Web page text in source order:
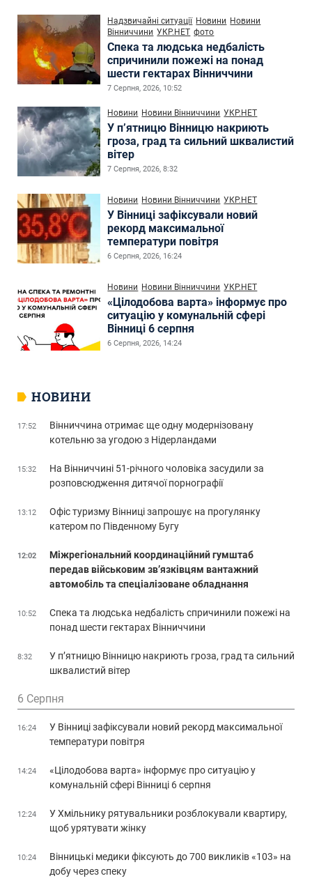
Надзвичайні ситуації Новини Новини
Вінниччини УКР.НЕТ фото
Спека та людська недбалість
спричинили пожежі на понад
шести гектарах Вінниччини
7 Серпня, 2026, 10:52
Новини Новини Вінниччини УКР.НЕТ
У п’ятницю Вінницю накриють
гроза, град та сильний шквалистий
вітер
7 Серпня, 2026, 8:32
Новини Новини Вінниччини УКР.НЕТ
У Вінниці зафіксували новий
рекорд максимальної
температури повітря
6 Серпня, 2026, 16:24
Новини Новини Вінниччини УКР.НЕТ
«Цілодобова варта» інформує про
ситуацію у комунальній сфері
Вінниці 6 серпня
6 Серпня, 2026, 14:24
НОВИНИ
17:52
Вінниччина отримає ще одну модернізовану
котельню за угодою з Нідерландами
15:32
На Вінниччині 51-річного чоловіка засудили за
розповсюдження дитячої порнографії
13:12
Офіс туризму Вінниці запрошує на прогулянку
катером по Південному Бугу
12:02
Міжрегіональний координаційний гумштаб
передав військовим зв’язківцям вантажний
автомобіль та спеціалізоване обладнання
10:52
Спека та людська недбалість спричинили пожежі на
понад шести гектарах Вінниччини
8:32
У п’ятницю Вінницю накриють гроза, град та сильний
шквалистий вітер
6 Серпня
16:24
У Вінниці зафіксували новий рекорд максимальної
температури повітря
14:24
«Цілодобова варта» інформує про ситуацію у
комунальній сфері Вінниці 6 серпня
12:24
У Хмільнику рятувальники розблокували квартиру,
щоб урятувати жінку
10:24
Вінницькі медики фіксують до 700 викликів «103» на
добу через спеку